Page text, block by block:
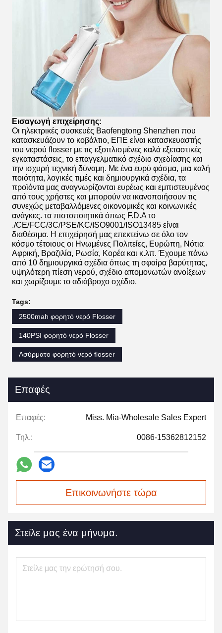
Εισαγωγή επιχείρησης:
Οι ηλεκτρικές συσκευές Baofengtong Shenzhen που
κατασκευάζουν το κοβάλτιο, ΕΠΕ είναι κατασκευαστής
του νερού flosser με τις εξοπλισμένες καλά εξεταστικές
εγκαταστάσεις, το επαγγελματικό σχέδιο σχεδίασης και
την ισχυρή τεχνική δύναμη. Με ένα ευρύ φάσμα, μια καλή
ποιότητα, λογικές τιμές και δημιουργικά σχέδια, τα
προϊόντα μας αναγνωρίζονται ευρέως και εμπιστευμένος
από τους χρήστες και μπορούν να ικανοποιήσουν τις
συνεχώς μεταβαλλόμενες οικονομικές και κοινωνικές
ανάγκες. τα πιστοποιητικά όπως F.D.A το
./CE/FCC/3C/PSE/KC/ISO9001/ISO13485 είναι
διαθέσιμα. Η επιχείρησή μας επεκτείνω σε όλο τον
κόσμο τέτοιους οι Ηνωμένες Πολιτείες, Ευρώπη, Νότια
Αφρική, Βραζιλία, Ρωσία, Κορέα και κ.λπ. Έχουμε πάνω
από 10 δημιουργικά σχέδια όπως τη σφαίρα βαρύτητας,
υψηλότερη πίεση νερού, σχέδιο απομονωτών ανοίξεων
και χωρίζουμε το αδιάβροχο σχέδιο.
Tags:
2500mah φορητό νερό Flosser
140PSI φορητό νερό Flosser
Ασύρματο φορητό νερό flosser
Επαφές
Επαφές: Miss. Mia-Wholesale Sales Expert
Τηλ.: 0086-15362812152
Επικοινωνήστε τώρα
Στείλε μας ένα μήνυμα.